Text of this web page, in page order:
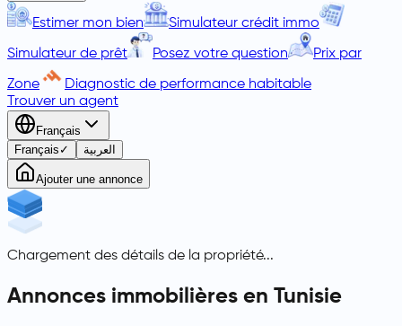
Estimer mon bien Simulateur crédit immo
Simulateur de prêt Posez votre question Prix par
Zone
Diagnostic de performance habitable
Trouver un agent
Français
Français ✓ العربية
Ajouter une annonce
Chargement des détails de la propriété...
Annonces immobilières en Tunisie